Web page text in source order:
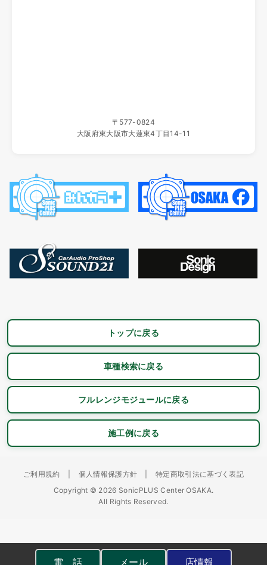
りやすくお届けしてまいります。
への変更をお願いいたします。
今後とも、ソニックプラスセンター大阪をよろしくお願い申
し上げます。
〒577-0824
大阪府東大阪市大蓮東4丁目14-11
トップに戻る
車種検索に戻る
フルレンジモジュールに戻る
施工例に戻る
電 話 メール 店情報
ご利用規約 個人情報保護方針
特定商取引法に基づく表記
Copyright © 2026 SonicPLUS Center OSAKA.
All Rights Reserved.